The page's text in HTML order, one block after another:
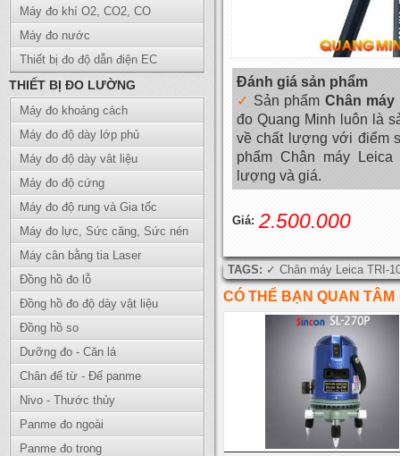
Máy đo khí O2, CO2, CO
Máy đo nước
Thiết bị đo độ dẫn điện EC
THIẾT BỊ ĐO LƯỜNG
Máy đo khoảng cách
Máy đo độ dày lớp phủ
Máy đo độ dày vât liệu
Máy đo độ cứng
Máy đo độ rung và Gia tốc
Máy đo lực, Sức căng, Sức nén
Máy cân bằng tia Laser
Đồng hồ đo lỗ
Đồng hồ đo độ dày vật liệu
Đồng hồ so
Dưỡng đo - Căn lá
Chân đế từ - Đế panme
Nivo - Thước thủy
Panme đo ngoài
Panme đo trong
Đánh giá sản phẩm
Sản phẩm Chân máy
đo Quang Minh luôn là
về chất lượng với điểm
phẩm Chân máy Leica
lượng và giá.
Giá: 2.500.000
TAGS: Chân máy Leica TRI-
CÓ THỂ BẠN QUAN TÂM